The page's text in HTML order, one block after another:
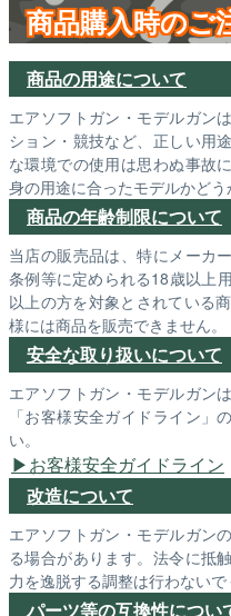
商品購入時のご
商品の用途について
エアソフトガン・モデルガン
ション・競技など、正しい用
な環境での使用は思わぬ事故
身の用途に合ったモデルかどう
商品の年齢制限について
当店の販売品は、特にメーカ
条例等に定められる18歳以上
以上の方を対象とされている
様には商品を販売できません。
安全な取り扱いについて
エアソフトガン・モデルガン
「お客様安全ガイドライン」
い。
お客様安全ガイドライン
改造について
エアソフトガン・モデルガン
る場合があります。法令に抵
力を逸脱する調整は行わないで
パーツ等の互換性につい